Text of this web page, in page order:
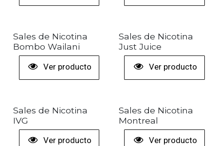
Sales de Nicotina
Bombo Wailani
Ver producto ¡LIQUIDACIÓN!
Sales de Nicotina
Just Juice
Ver producto
¡LIQUIDACIÓN!
Sales de Nicotina
IVG
Ver producto ¡LIQUIDACIÓN!
Sales de Nicotina
Montreal
Ver producto